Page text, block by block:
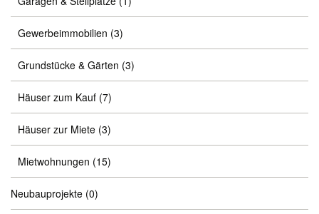
Gewerbeimmobilien (3)
Grundstücke & Gärten (3)
Häuser zum Kauf (7)
Häuser zur Miete (3)
Mietwohnungen (15)
Neubauprojekte (0)